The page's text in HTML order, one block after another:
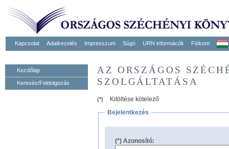
Kapcsolat Adatkezelés Impresszum Súgó URN informácók Fiókom
Kezdőlap
Keresés/Feldolgozás
AZ ORSZÁGOS
SZOLGÁLTATÁSA
(*)
Kitöltése kötelező
Bejelentkezés
(*) Azonosító: